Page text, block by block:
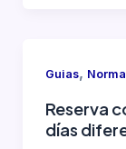
Guias,
Reserva
días